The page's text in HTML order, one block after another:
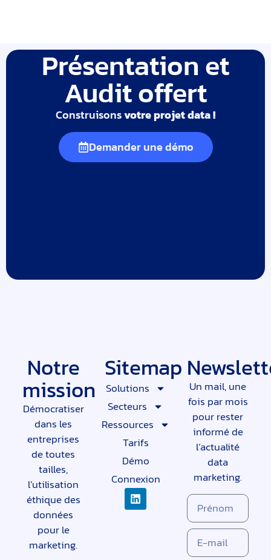
Présentation et
Audit offert
Construisonsvotre projet data !
Demander une démo
Notre
mission
Démocratiser
dans les
entreprises
de toutes
tailles,
l’utilisation
éthique des
données
pour le
marketing.
Sitemap
Solutions
Secteurs
Ressources
Tarifs
Démo
Connexion
Un mail, une
fois par mois
pour rester
informé de
l’actualité
data
marketing.